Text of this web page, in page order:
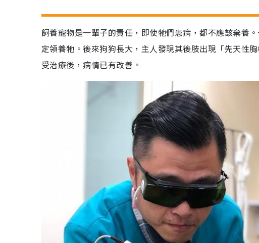
飼養寵物是一輩子的責任，即使牠們患病，都不應該棄養
定領養牠。後來狗狗長大，主人發現其後肢出現「先天性
受治療後，病情已有改善。